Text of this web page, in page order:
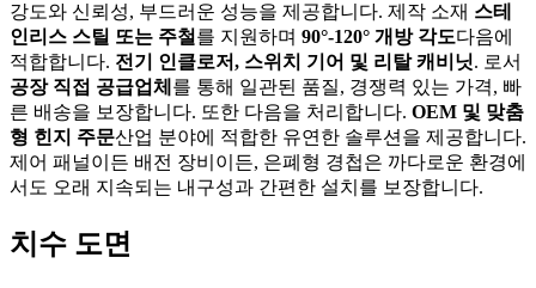
강도와 신뢰성, 부드러운 성능을 제공합니다. 제작 소재 스테
인리스 스틸 또는 주철 를 지원하며 90°-120° 개방 각도다음에
적합합니다. 전기 인클로저, 스위치 기어 및 리탈 캐비닛. 로서
공장 직접 공급업체 를 통해 일관된 품질, 경쟁력 있는 가격, 빠
른 배송을 보장합니다. 또한 다음을 처리합니다. OEM 및 맞춤
형 힌지 주문산업 분야에 적합한 유연한 솔루션을 제공합니다.
제어 패널이든 배전 장비이든, 은폐형 경첩은 까다로운 환경에
서도 오래 지속되는 내구성과 간편한 설치를 보장합니다.
치수 도면